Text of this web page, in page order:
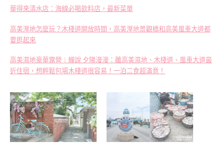
華得來清水店：海線必喝飲料店，最新菜單
高美溼地怎麼玩？木棧道開放時間，高美溼地景觀橋和高美風車大道都
要逛起來
高美濕地豪華露營︱蟬說 夕陽漫漫：離高美濕地、木棧道、風車大道最
近住宿，想輕鬆包場木棧道很容易！一泊二食超滿意！